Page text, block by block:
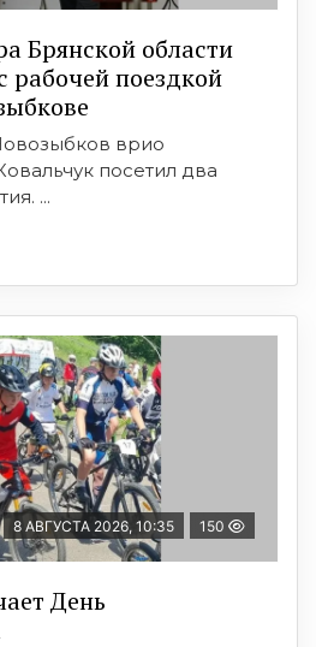
Брянской области
рабочей поездкой
врио
посетил два
...
8 АВГУСТА 2026, 10:35 150
День